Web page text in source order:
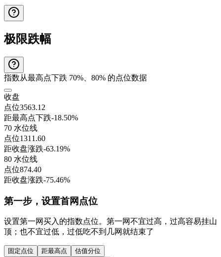
极限跌幅
指数从最高点下跌 70%、80% 的点位数据
收盘
点位3563.12
距最高点下跌-18.50%
70 水位线
点位1311.60
距收盘涨跌-63.19%
80 水位线
点位874.40
距收盘涨跌-75.46%
第一步，设置首网点位
设置第一网买入的指数点位。第一网不宜过高，过高容易挂山
顶；也不宜过低，过低吃不到几网就结束了
固定点位 距最高点 估值分位